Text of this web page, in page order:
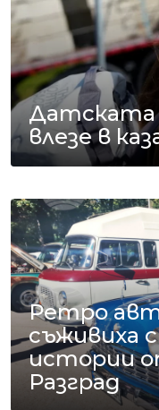
Датската
влезе в
Ретро
съживиха
истории
Разград